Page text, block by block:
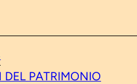
DEL PATRIMONIO